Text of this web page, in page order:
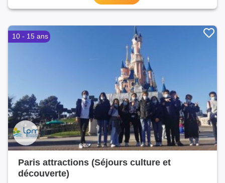
10 - 15 ans
Paris attractions (Séjours culture et
découverte)